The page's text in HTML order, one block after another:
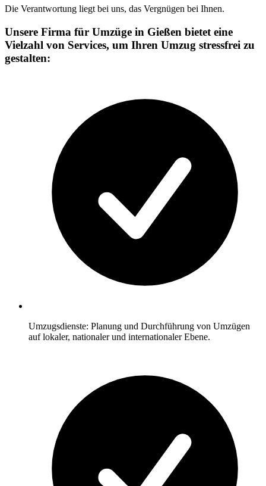
Die Verantwortung liegt bei uns, das Vergnügen bei Ihnen.
Unsere Firma für Umzüge in Gießen bietet eine
Vielzahl von Services, um Ihren Umzug stressfrei zu
gestalten:
Umzugsdienste: Planung und Durchführung von Umzügen
auf lokaler, nationaler und internationaler Ebene.